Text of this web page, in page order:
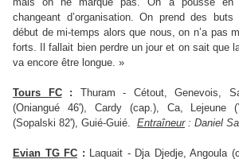
changeant d’organisation. On prend des
début de mi-temps alors que nous, on n’a pas
forts. Il fallait bien perdre un jour et on sait que
va encore être longue. »
Tours FC: Thuram - Cétout, Genevois,
(Oniangué 46'), Cardy (cap.), Ca, Lejeune
(Sopalski 82'), Guié-Guié. Entraîneur: Daniel
Evian TG FC : Laquait - Dja Djedje, Angoula